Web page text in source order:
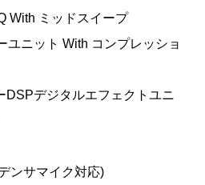
With ミッドスイープ
ユニット With コンプレッショ
DSPデジタルエフェクトユニ
ンサマイク対応)